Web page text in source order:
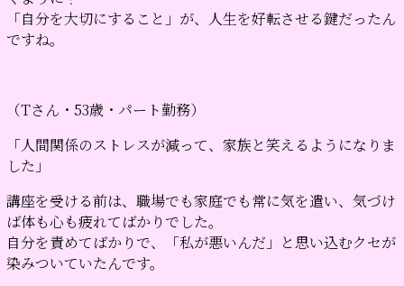
「自分を大切にすること」が、人生を好転させる鍵だったん
ですね。
（Tさん・53歳・パート勤務）
「人間関係のストレスが減って、家族と笑えるようになりま
した」
講座を受ける前は、職場でも家庭でも常に気を遣い、気づけ
ば体も心も疲れてばかりでした。
自分を責めてばかりで、「私が悪いんだ」と思い込むクセが
染みついていたんです。